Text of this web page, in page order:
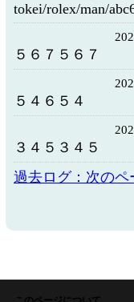
tokei/rolex/man/
５６７５６７
５４６５４
３４５３４５
過去ログ：次のペ